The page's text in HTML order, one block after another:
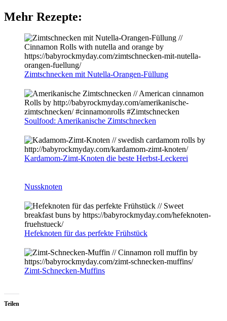
Mehr Rezepte:
Zimtschnecken mit Nutella-Orangen-Füllung
Soulfood: Amerikanische Zimtschnecken
Kardamom-Zimt-Knoten die beste Herbst-Leckerei
Nussknoten
Hefeknoten für das perfekte Frühstück
Zimt-Schnecken-Muffins
Teilen